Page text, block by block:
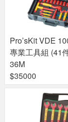
Pro’sKit VDE
專業工具組 (41
36M
$35000